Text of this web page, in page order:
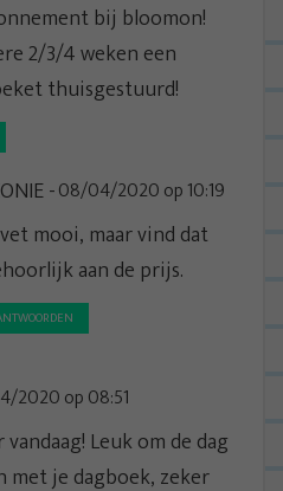
bij bloomon!
2/3/4 weken een
thuisgestuurd!
08/04/2020 op 10:19
mooi, maar vind dat
aan de prijs.
2020 op 08:51
vandaag! Leuk om de dag
met je dagboek, zeker